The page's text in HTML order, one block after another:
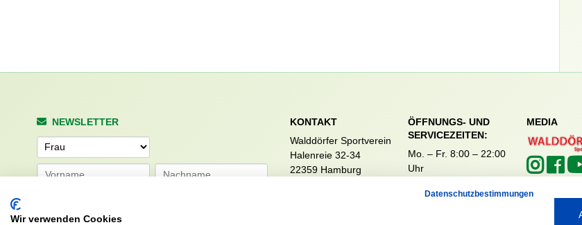
NEWSLETTER
Anrede
KONTAKT
Walddörfer Sportverein
Halenreie 32-34
22359 Hamburg
ÖFFNUNGS- UND
SERVICEZEITEN:
Mo. – Fr. 8:00 – 22:00
Uhr
MEDIA
Datenschutzbestimmungen
Wir verwenden Cookies